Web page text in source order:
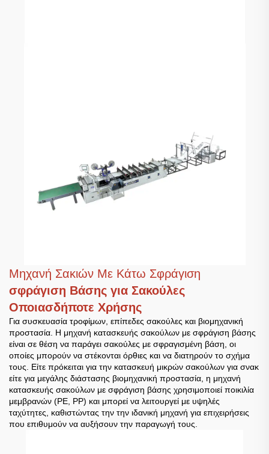
Μηχανή Σακιών Με Κάτω Σφράγιση
σφράγιση Βάσης για Σακούλες
Οποιασδήποτε Χρήσης
Για συσκευασία τροφίμων, επίπεδες σακούλες και βιομηχανική
προστασία. Η μηχανή κατασκευής σακούλων με σφράγιση βάσης
είναι σε θέση να παράγει σακούλες με σφραγισμένη βάση, οι
οποίες μπορούν να στέκονται όρθιες και να διατηρούν το σχήμα
τους. Είτε πρόκειται για την κατασκευή μικρών σακούλων για σνακ
είτε για μεγάλης διάστασης βιομηχανική προστασία, η μηχανή
κατασκευής σακούλων με σφράγιση βάσης χρησιμοποιεί ποικιλία
μεμβρανών (PE, PP) και μπορεί να λειτουργεί με υψηλές
ταχύτητες, καθιστώντας την την ιδανική μηχανή για επιχειρήσεις
που επιθυμούν να αυξήσουν την παραγωγή τους.